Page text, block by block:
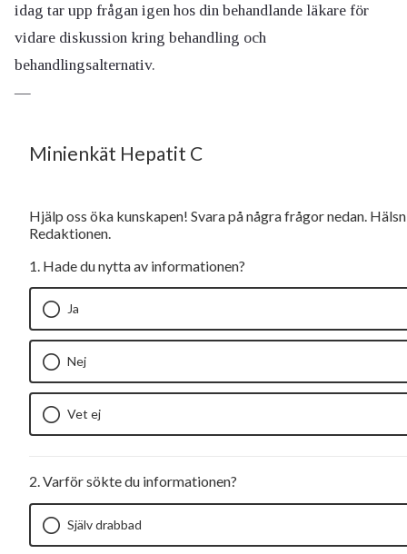
idag tar upp frågan igen hos din behandlande läkare för
vidare diskussion kring behandling och
behandlingsalternativ.
—